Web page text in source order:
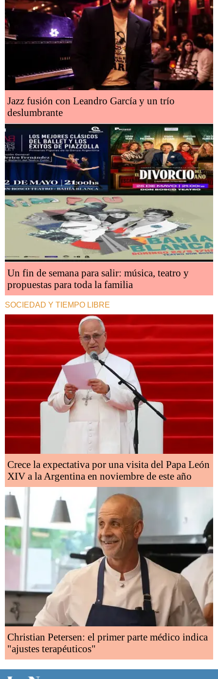
Jazz fusión con Leandro García y un trío
deslumbrante
Un fin de semana para salir: música, teatro y
propuestas para toda la familia
SOCIEDAD Y TIEMPO LIBRE
Crece la expectativa por una visita del Papa León
XIV a la Argentina en noviembre de este año
Christian Petersen: el primer parte médico indica
"ajustes terapéuticos"